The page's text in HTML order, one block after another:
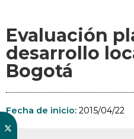
Evaluación
desarrollo
Bogotá
Fecha de inicio: 2015/04/22